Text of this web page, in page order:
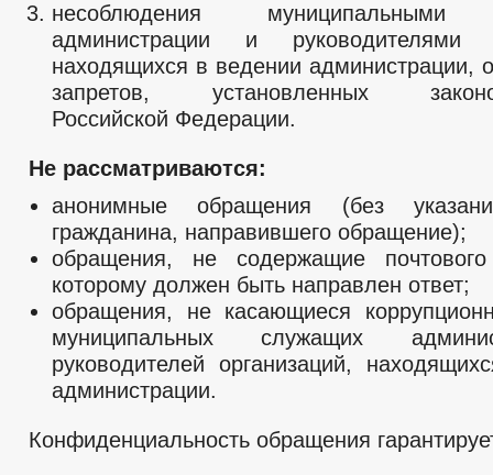
несоблюдения муниципальными
администрации и руководителями
находящихся в ведении администрации,
запретов, установленных
Российской Федерации.
Не рассматриваются:
анонимные обращения (без
гражданина, направившего обращение);
обращения, не содержащие
которому должен быть направлен ответ;
обращения, не касающиеся
муниципальных служащих
руководителей организаций,
администрации.
Конфиденциальность обращения